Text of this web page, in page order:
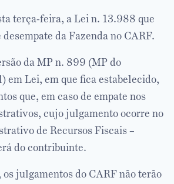
terça-feira, a Lei n. 13.988 que
da Fazenda no CARF.
da MP n. 899 (MP do
em Lei, em que fica estabelecido,
que, em caso de empate nos
cujo julgamento ocorre no
de Recursos Fiscais –
do contribuinte.
julgamentos do CARF não terão